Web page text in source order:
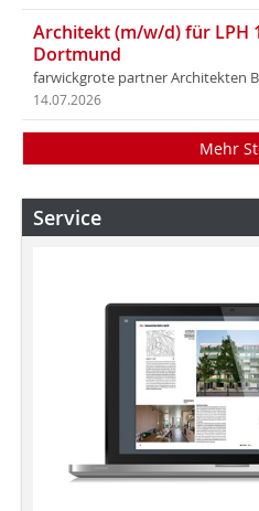
Architekt (m/w/d) für LPH
Dortmund
farwickgrote partner Architekten
14.07.2026
Mehr
Service